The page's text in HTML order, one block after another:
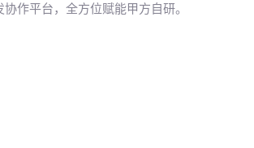
协作平台，全方位赋能甲方自研。